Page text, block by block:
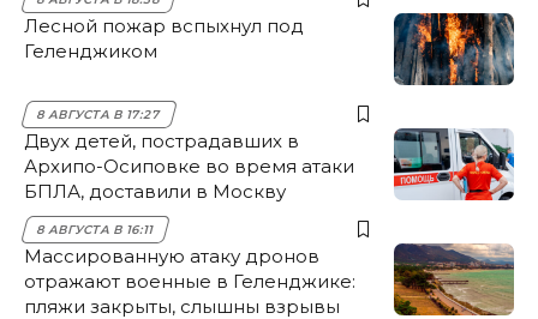
Лесной пожар вспыхнул под
Геленджиком
8 АВГУСТА В 17:27
Двух детей, пострадавших в
Архипо-Осиповке во время атаки
БПЛА, доставили в Москву
8 АВГУСТА В 16:11
Массированную атаку дронов
отражают военные в Геленджике:
пляжи закрыты, слышны взрывы